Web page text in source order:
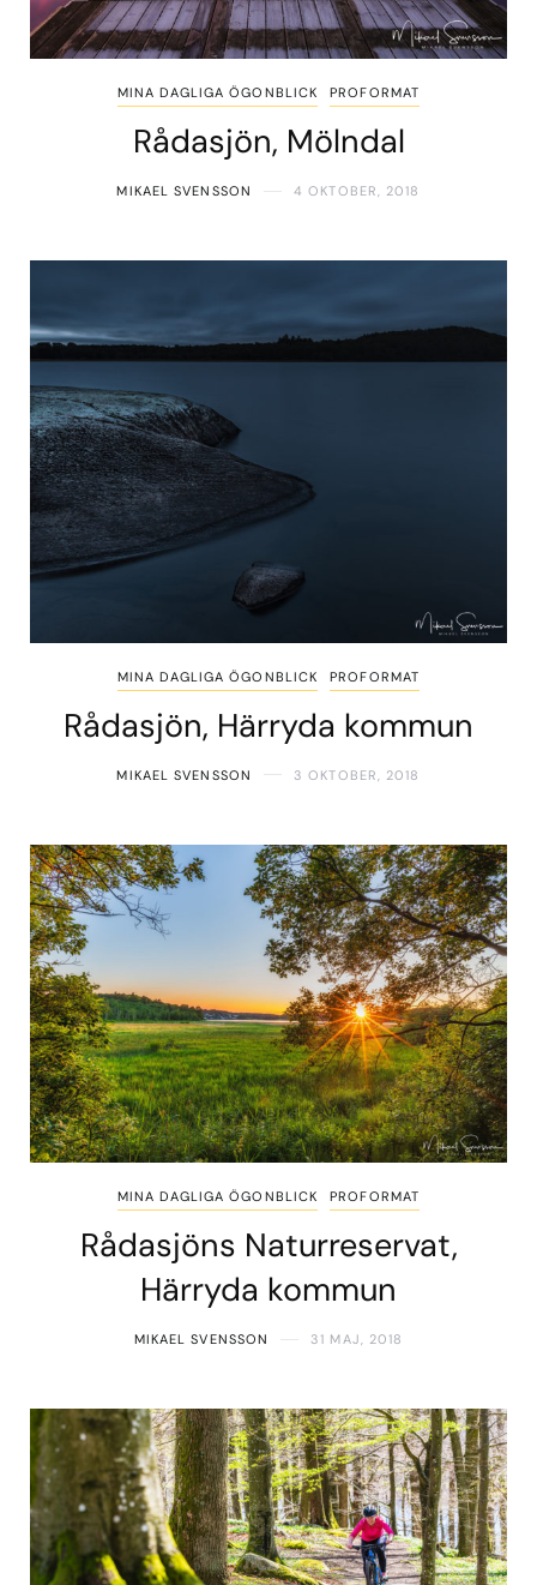
MINA DAGLIGA ÖGONBLICK PROFORMAT
Rådasjön, Mölndal
MIKAEL SVENSSON 4 OKTOBER, 2018
MINA DAGLIGA ÖGONBLICK PROFORMAT
Rådasjön, Härryda kommun
MIKAEL SVENSSON 3 OKTOBER, 2018
MINA DAGLIGA ÖGONBLICK PROFORMAT
Rådasjöns Naturreservat,
Härryda kommun
MIKAEL SVENSSON 31 MAJ, 2018